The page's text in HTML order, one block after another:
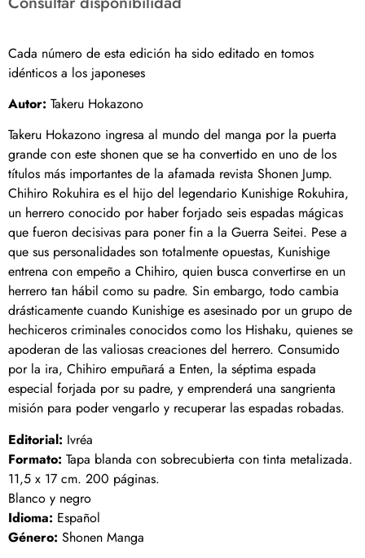
Cada número de esta edición ha sido editado en tomos
idénticos a los japoneses
Autor: Takeru Hokazono
Takeru Hokazono ingresa al mundo del manga por la puerta
grande con este shonen que se ha convertido en uno de los
títulos más importantes de la afamada revista Shonen Jump.
Chihiro Rokuhira es el hijo del legendario Kunishige Rokuhira,
un herrero conocido por haber forjado seis espadas mágicas
que fueron decisivas para poner fin a la Guerra Seitei. Pese a
que sus personalidades son totalmente opuestas, Kunishige
entrena con empeño a Chihiro, quien busca convertirse en un
herrero tan hábil como su padre. Sin embargo, todo cambia
drásticamente cuando Kunishige es asesinado por un grupo de
hechiceros criminales conocidos como los Hishaku, quienes se
apoderan de las valiosas creaciones del herrero. Consumido
por la ira, Chihiro empuñará a Enten, la séptima espada
especial forjada por su padre, y emprenderá una sangrienta
misión para poder vengarlo y recuperar las espadas robadas.
Editorial: Ivréa
Formato: Tapa blanda con sobrecubierta con tinta metalizada.
11,5 x 17 cm. 200 páginas.
Blanco y negro
Idioma: Español
Género: Shonen Manga